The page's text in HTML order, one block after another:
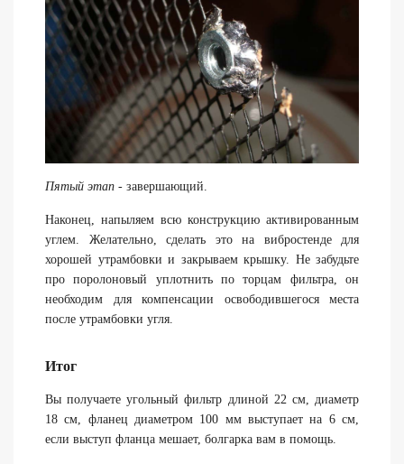
Пятый этап - завершающий.
Наконец, напыляем всю конструкцию активированным
углем. Желательно, сделать это на вибростенде для
хорошей утрамбовки и закрываем крышку. Не забудьте
про поролоновый уплотнить по торцам фильтра, он
необходим для компенсации освободившегося места
после утрамбовки угля.
Итог
Вы получаете угольный фильтр длиной 22 см, диаметр
18 см, фланец диаметром 100 мм выступает на 6 см,
если выступ фланца мешает, болгарка вам в помощь.